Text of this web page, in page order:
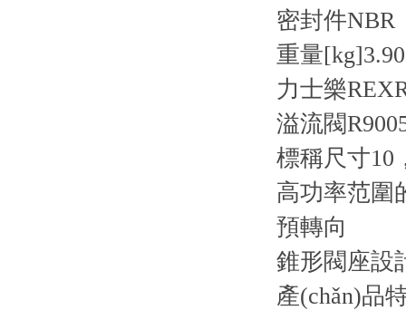
密封件NBR
重量[kg]
力士樂
溢流閥
標稱尺寸
高功率范圍
預轉向
錐形閥座設
產(chǎn)品